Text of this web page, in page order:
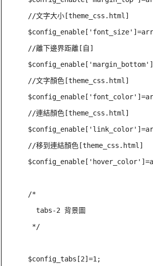
//文字大小[theme_css.html]
//離下邊界距離[自]
//文字顏色[theme_css.html]
//連結顏色[theme_css.html]
//移到連結顏色[theme_css.html]
/*
  tabs-2 背景圖
*/
$config_tabs[2]=1;